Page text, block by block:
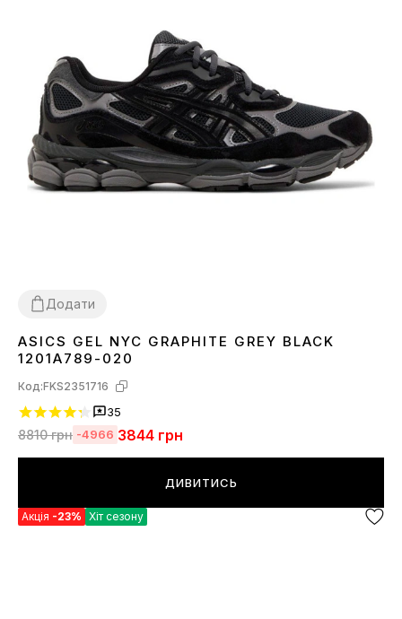
Додати
36 37383940 41 42434445
ASICS GEL NYC GRAPHITE GREY BLACK
1201A789-020
Код:FKS2351716
35
8810грн -4966 3844 грн
ДИВИТИСЬ
Акція -23% Хіт сезону